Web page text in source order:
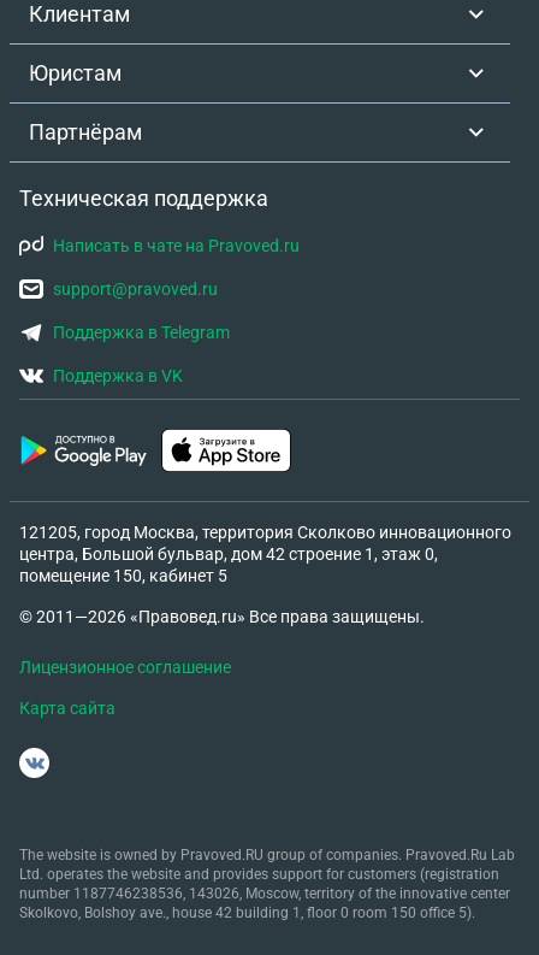
Клиентам
Юристам
Партнёрам
Техническая поддержка
Написать в чате на Pravoved.ru
support@pravoved.ru
Поддержка в Telegram
Поддержка в VK
121205, город Москва, территория Сколково инновационного
центра, Большой бульвар, дом 42 строение 1, этаж 0,
помещение 150, кабинет 5
© 2011—2026 «Правовед.ru» Все права защищены.
Лицензионное соглашение
Карта сайта
The website is owned by Pravoved.RU group of companies. Pravoved.Ru Lab
Ltd. operates the website and provides support for customers (registration
number 1187746238536, 143026, Moscow, territory of the innovative center
Skolkovo, Bolshoy ave., house 42 building 1, floor 0 room 150 office 5).